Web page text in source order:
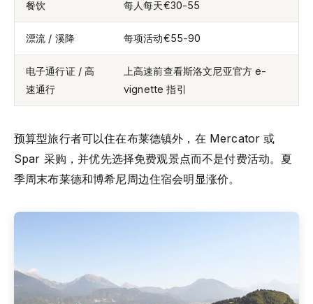
餐饮 每人每天€30-55
漂流 / 溪降 每项活动€55-90
电子通行证 / 高
速通行
上高速前查看斯洛文尼亚官方 e-
vignette 指引
预算型旅行者可以住在布莱德镇外，在 Mercator 或
Spar 采购，并优先选择免费观景点而不是付费活动。夏
季周末布莱德和博希尼周边住宿会明显涨价。